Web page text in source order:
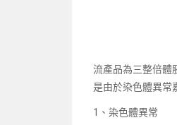
流產品為三整倍體
是由於染色體異常
1、染色體異常